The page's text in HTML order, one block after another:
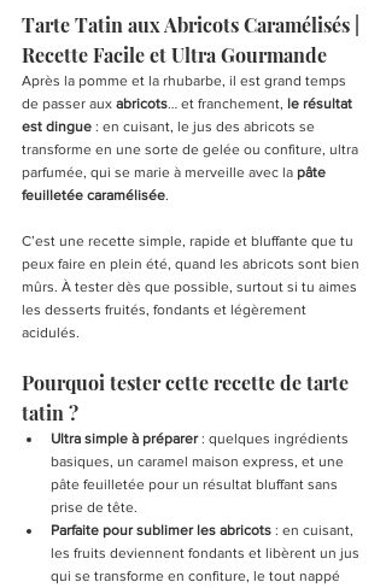
Tarte Tatin aux Abricots Caramélisés |
Recette Facile et Ultra Gourmande
Après la pomme et la rhubarbe, il est grand temps
de passer aux abricots … et franchement, le résultat
est dingue : en cuisant, le jus des abricots se
transforme en une sorte de gelée ou confiture, ultra
parfumée, qui se marie à merveille avec la pâte
feuilletée caramélisée
C’est une recette simple, rapide et bluffante que tu
peux faire en plein été, quand les abricots sont bien
mûrs. À tester dès que possible, surtout si tu aimes
les desserts fruités, fondants et légèrement
acidulés.
Pourquoi tester cette recette de tarte
tatin ?
Ultra simple à préparer : quelques ingrédients
basiques, un caramel maison express, et une
pâte feuilletée pour un résultat bluffant sans
prise de tête.
Parfaite pour sublimer les abricots : en cuisant,
les fruits deviennent fondants et libèrent un jus
qui se transforme en confiture, le tout nappé